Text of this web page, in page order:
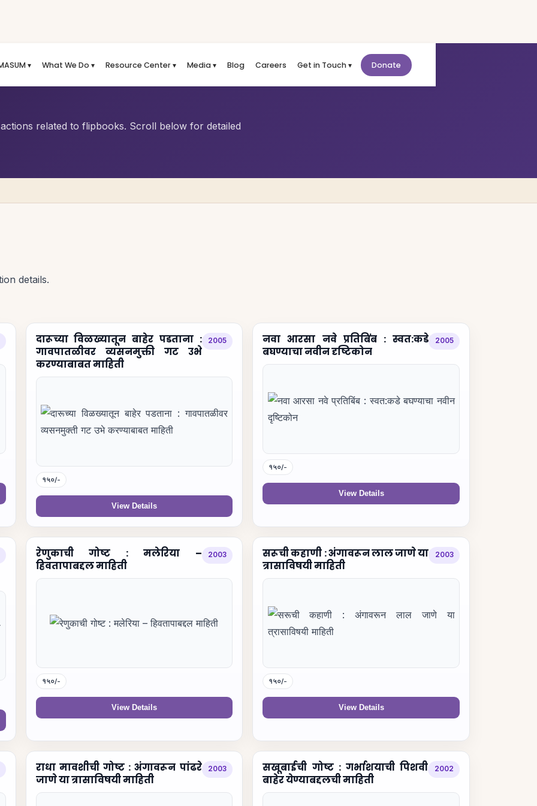
▾ What We Do ▾ Resource Center ▾ Media ▾ Blog Careers Get in Touch ▾ Donate
related to flipbooks. Scroll below for detailed
details.
दारूच्या विळख्यातून बाहेर पडताना :
गावपातळीवर व्यसनमुक्ती गट उभे
करण्याबाबत माहिती
2005
१५०/-
View Details
नवा आरसा नवे प्रतिबिंब : स्वत:कडे
बघण्याचा नवीन दृष्टिकोन
2005
१५०/-
View Details
रेणुकाची गोष्ट : मलेरिया –
हिवतापाबद्दल माहिती
2003
१५०/-
View Details
सरूची कहाणी : अंगावरून लाल जाणे या
त्रासाविषयी माहिती
2003
१५०/-
View Details
राधा मावशीची गोष्ट : अंगावरून पांढरे
जाणे या त्रासाविषयी माहिती
2003
सखूबाईची गोष्ट : गर्भाशयाची पिशवी
बाहेर येण्याबद्दलची माहिती
2002